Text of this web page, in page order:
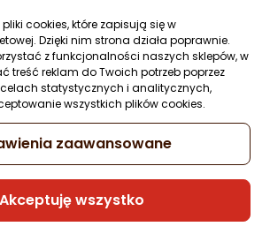
cookies, które zapisują się w
Dzięki nim strona działa poprawnie.
z funkcjonalności naszych sklepów, w
treść reklam do Twoich potrzeb poprzez
statystycznych i analitycznych,
wszystkich plików cookies.
zaawansowane
Akceptuję wszystko